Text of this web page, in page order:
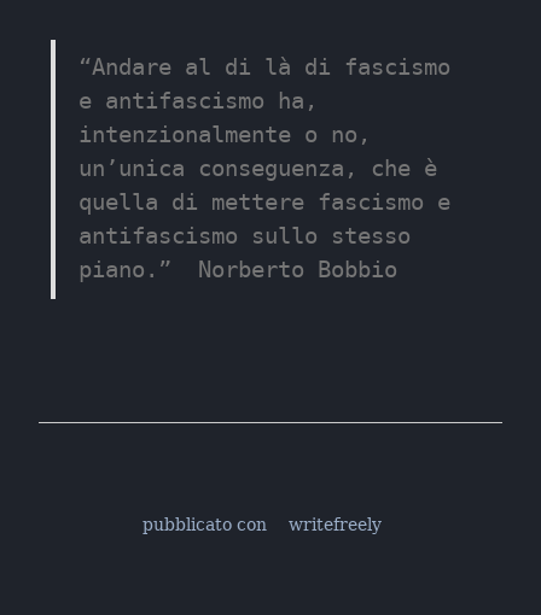
“Andare al di là di fascismo
e antifascismo ha,
intenzionalmente o no,
un’unica conseguenza, che è
quella di mettere fascismo e
antifascismo sullo stesso
piano.”  Norberto Bobbio
pubblicato con writefreely